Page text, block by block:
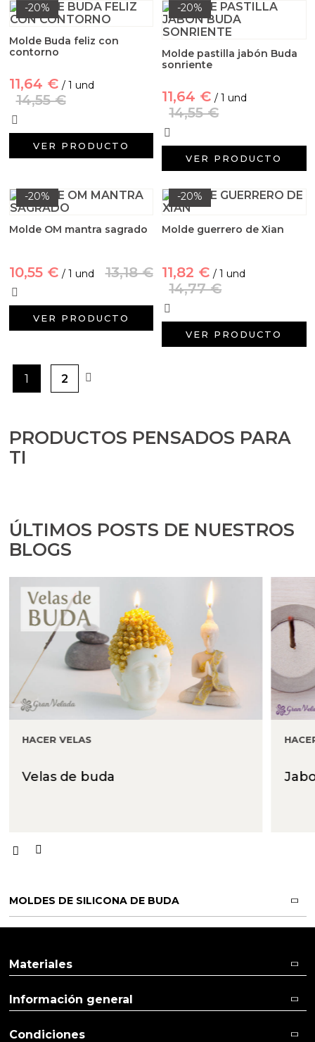
-20%
Molde Buda feliz con
contorno
11,64 € / 1 und
14,55 €
VER PRODUCTO
-20%
Molde pastilla jabón Buda
sonriente
11,64 € / 1 und
14,55 €
VER PRODUCTO
-20%
Molde OM mantra sagrado
10,55 € / 1 und 13,18 €
VER PRODUCTO
-20%
Molde guerrero de Xian
11,82 € / 1 und
14,77 €
VER PRODUCTO
1 2
PRODUCTOS PENSADOS PARA
TI
ÚLTIMOS POSTS DE NUESTROS
BLOGS
HACER VELAS
Velas de buda
MOLDES DE SILICONA DE BUDA
Materiales
Información general
Condiciones